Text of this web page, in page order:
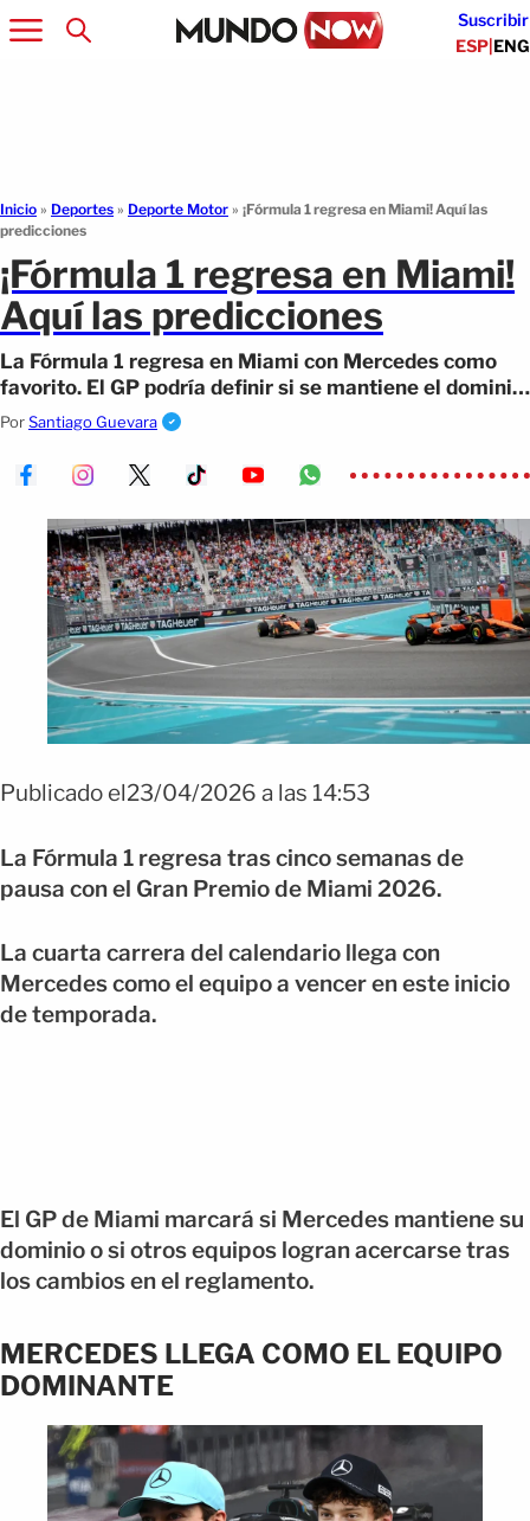
Suscribir
ESP|ENG
Inicio » Deportes » Deporte Motor » ¡Fórmula 1 regresa en Miami! Aquí las
predicciones
¡Fórmula 1 regresa en Miami!
Aquí las predicciones
La Fórmula 1 regresa en Miami con Mercedes como
favorito. El GP podría definir si se mantiene el dominio
o cambia la temporada.
PorSantiago Guevara
Publicado el23/04/2026 a las 14:53
La Fórmula 1 regresa tras cinco semanas de
pausa con el Gran Premio de Miami 2026.
La cuarta carrera del calendario llega con
Mercedes como el equipo a vencer en este inicio
de temporada.
El GP de Miami marcará si Mercedes mantiene su
dominio o si otros equipos logran acercarse tras
los cambios en el reglamento.
MERCEDES LLEGA COMO EL EQUIPO
DOMINANTE